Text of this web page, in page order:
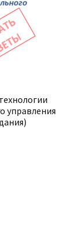
управления